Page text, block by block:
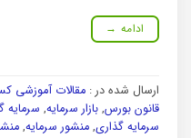
ادامه →
ارسال شده در : مقالات آموزشی
قانون بورس, بازار سرمایه, سرمایه
سرمایه گذاری, منشور سرمایه,